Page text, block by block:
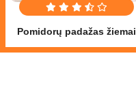
Pomidorų padažas žiemai